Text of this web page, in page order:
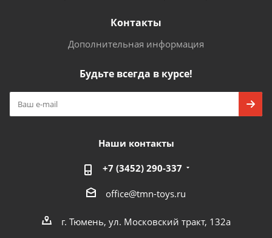
Контакты
Дополнительная информация
Будьте всегда в курсе!
Наши контакты
+7 (3452) 290-337
office@tmn-toys.ru
г. Тюмень, ул. Московский тракт, 132а